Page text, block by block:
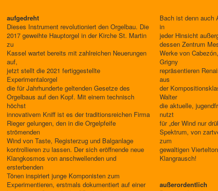
aufgedreht
Dieses Instrument revolutioniert den Orgelbau. Die
2017 geweihte Hauptorgel in der Kirche St. Martin
zu
Kassel wartet bereits mit zahlreichen Neuerungen
auf,
jetzt stellt die 2021 fertiggestellte
Experimentalorgel
die für Jahrhunderte geltenden Gesetze des
Orgelbaus auf den Kopf. Mit einem technisch
höchst
innovativem Kniff ist es der traditionsreichen Firma
Rieger gelungen, den in die Orgelpfeife
strömenden
Wind von Taste, Registerzug und Balganlage
kontrollieren zu lassen. Der sich eröffnende neue
Klangkosmos von anschwellenden und
ersterbenden
Tönen inspiriert junge Komponisten zum
Experimentieren, erstmals dokumentiert auf einer
Bach ist denn auch
in
jeder Hinsicht
dessen Zentrum
Werke von
Grigny
repräsentieren
aus
der
Walter
die aktuelle,
nutzt
für „der Wind nur
Spektrum, von
zum
gewaltigen
Klangrausch!
außerordentlich